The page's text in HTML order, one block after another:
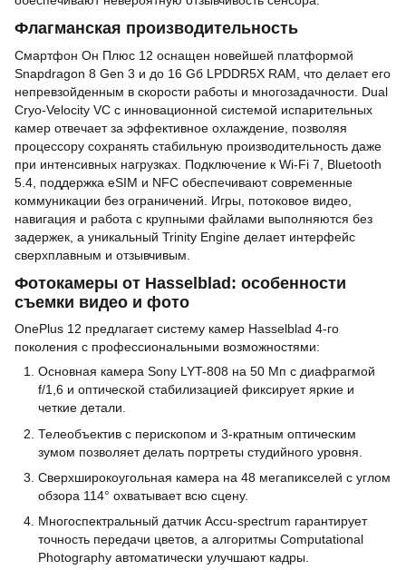
Флагманская производительность
Смартфон Он Плюс 12 оснащен новейшей платформой
Snapdragon 8 Gen 3 и до 16 Gб LPDDR5X RAM, что делает его
непревзойденным в скорости работы и многозадачности. Dual
Cryo-Velocity VC с инновационной системой испарительных
камер отвечает за эффективное охлаждение, позволяя
процессору сохранять стабильную производительность даже
при интенсивных нагрузках. Подключение к Wi-Fi 7, Bluetooth
5.4, поддержка eSIM и NFC обеспечивают современные
коммуникации без ограничений. Игры, потоковое видео,
навигация и работа с крупными файлами выполняются без
задержек, а уникальный Trinity Engine делает интерфейс
сверхплавным и отзывчивым.
Фотокамеры от Hasselblad: особенности
съемки видео и фото
OnePlus 12 предлагает систему камер Hasselblad 4-го
поколения с профессиональными возможностями:
Основная камера Sony LYT-808 на 50 Мп с диафрагмой
f/1,6 и оптической стабилизацией фиксирует яркие и
четкие детали.
Телеобъектив с перископом и 3-кратным оптическим
зумом позволяет делать портреты студийного уровня.
Сверхширокоугольная камера на 48 мегапикселей с углом
обзора 114° охватывает всю сцену.
Многоспектральный датчик Accu-spectrum гарантирует
точность передачи цветов, а алгоритмы Computational
Photography автоматически улучшают кадры.